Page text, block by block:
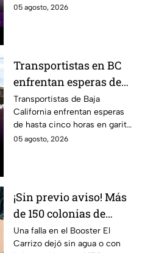
Playas de Rosarito, y piden una
05 agosto, 2026
Transportistas en BC
enfrentan esperas de
hasta 5 horas en
garitas de Tijuana;
advierten impacto
económico
Transportistas de Baja
California enfrentan esperas
de hasta cinco horas en garitas
de Tijuana, afectando el
05 agosto, 2026
¡Sin previo aviso! Más
de 150 colonias de
Tijuana se quedan sin
agua por falla en
Una falla en el Booster El
Carrizo dejó sin agua o con